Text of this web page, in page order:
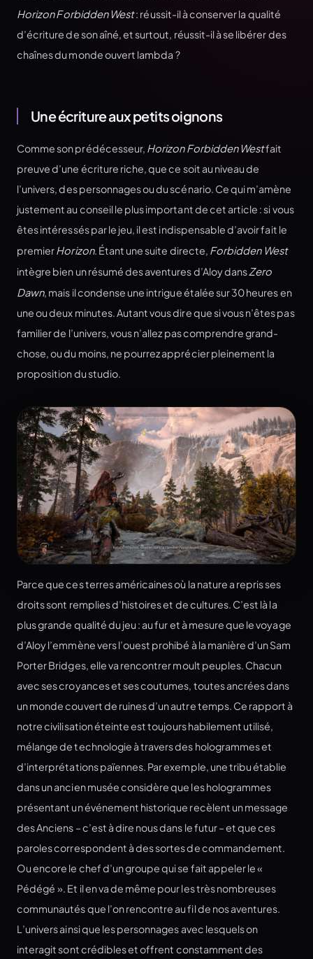
Horizon Forbidden West: réussit-il à conserver la qualité
d’écriture de son aîné, et surtout, réussit-il à se libérer des
chaînes du monde ouvert lambda ?
Une écriture aux petits oignons
Comme son prédécesseur, Horizon Forbidden Westfait
preuve d’une écriture riche, que ce soit au niveau de
l’univers, des personnages ou du scénario. Ce qui m’amène
justement au conseil le plus important de cet article : si vous
êtes intéressés par le jeu, il est indispensable d’avoir fait le
premierHorizon. Étant une suite directe, Forbidden West
intègre bien un résumé des aventures d’Aloy dansZero
Dawn, mais il condense une intrigue étalée sur 30 heures en
une ou deux minutes. Autant vous dire que si vous n’êtes pas
familier de l’univers, vous n’allez pas comprendre grand-
chose, ou du moins, ne pourrez apprécier pleinement la
proposition du studio.
Parce que ces terres américaines où la nature a repris ses
droits sont remplies d’histoires et de cultures. C’est là la
plus grande qualité du jeu : au fur et à mesure que le voyage
d’Aloy l’emmène vers l’ouest prohibé à la manière d’un Sam
Porter Bridges, elle va rencontrer moult peuples. Chacun
avec ses croyances et ses coutumes, toutes ancrées dans
un monde couvert de ruines d’un autre temps. Ce rapport à
notre civilisation éteinte est toujours habilement utilisé,
mélange de technologie à travers des hologrammes et
d’interprétations païennes. Par exemple, une tribu établie
dans un ancien musée considère que les hologrammes
présentant un événement historique recèlent un message
des Anciens – c’est à dire nous dans le futur – et que ces
paroles correspondent à des sortes de commandement.
Ou encore le chef d’un groupe qui se fait appeler le «
Pédégé ». Et il en va de même pour les très nombreuses
communautés que l’on rencontre au fil de nos aventures.
L’univers ainsi que les personnages avec lesquels on
interagit sont crédibles et offrent constamment des